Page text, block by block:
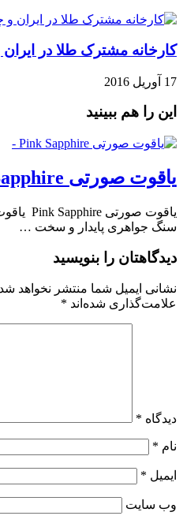
کارخانه‌ مشترک طلا در
17 آوریل 2016
این را هم ببینید
یاقوت صورتی Pink Sapphire
سنگ جواهری پایدار و سخت …
دیدگاهتان را بنویسید
نشانی ایمیل شما منتشر نخواهد
علامت‌گذاری شده‌اند *
دیدگاه *
نام *
ایمیل *
وب‌ سایت